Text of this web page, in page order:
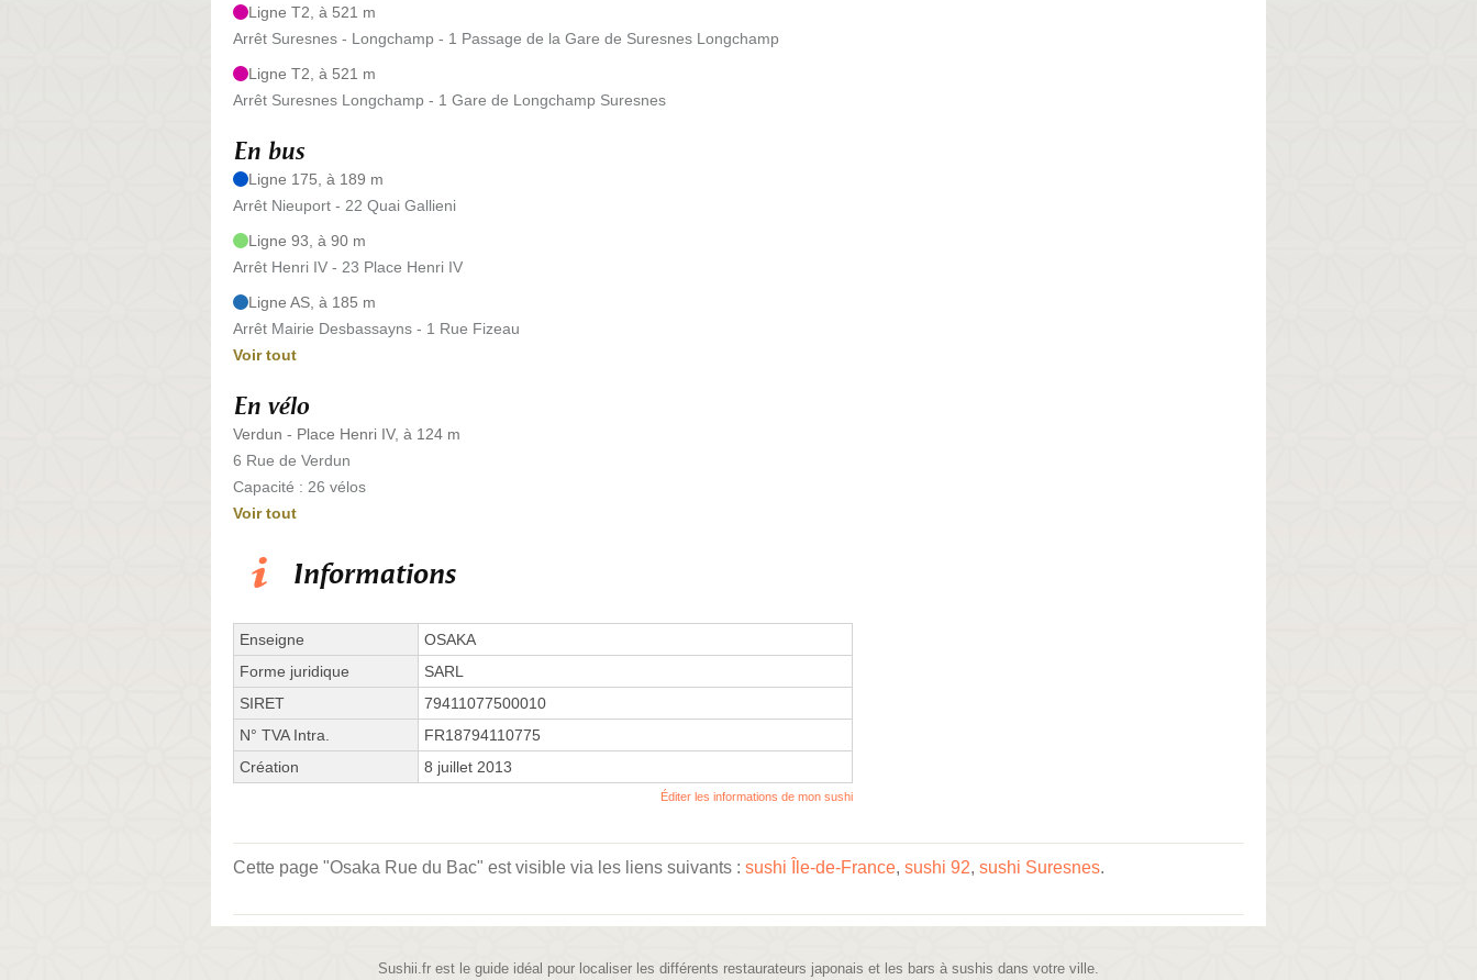
Ligne T2, à 521 m
Arrêt Suresnes - Longchamp - 1 Passage de la Gare de Suresnes Longchamp
Ligne T2, à 521 m
Arrêt Suresnes Longchamp - 1 Gare de Longchamp Suresnes
En bus
Ligne 175, à 189 m
Arrêt Nieuport - 22 Quai Gallieni
Ligne 93, à 90 m
Arrêt Henri IV - 23 Place Henri IV
Ligne AS, à 185 m
Arrêt Mairie Desbassayns - 1 Rue Fizeau
Voir tout
En vélo
Verdun - Place Henri IV, à 124 m
6 Rue de Verdun
Capacité : 26 vélos
Voir tout
Informations
Enseigne
OSAKA
Forme juridique
SARL
SIRET
79411077500010
N° TVA Intra.
FR18794110775
Création
8 juillet 2013
Éditer les informations de mon sushi
Cette page "Osaka Rue du Bac" est visible via les liens suivants : sushi Île-de-France, sushi 92, sushi Suresnes.
Sushii.fr est le guide idéal pour localiser les différents restaurateurs japonais et les bars à sushis dans votre ville.